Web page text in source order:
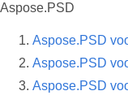
Aspose.PSD
Aspose.PSD
Aspose.PSD
Aspose.PSD